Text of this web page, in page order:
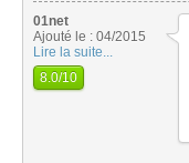
01net
Ajouté le : 04/2015
Lire la suite...
8.0/10